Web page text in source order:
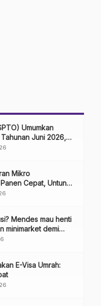
Umumkan
Tahunan Juni 2026,
Laba Hingga
Mikro
Cepat, Untung
Mendes mau henti
minimarket demi
E-Visa Umrah: